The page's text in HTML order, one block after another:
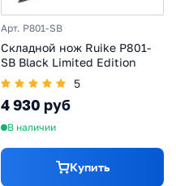
Арт. P801-SB
Складной нож Ruike P801-
SB Black Limited Edition
5
4 930 руб
В наличии
Купить